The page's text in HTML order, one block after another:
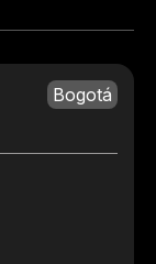
Bogotá